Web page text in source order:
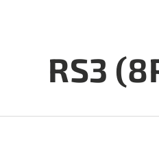
RS3